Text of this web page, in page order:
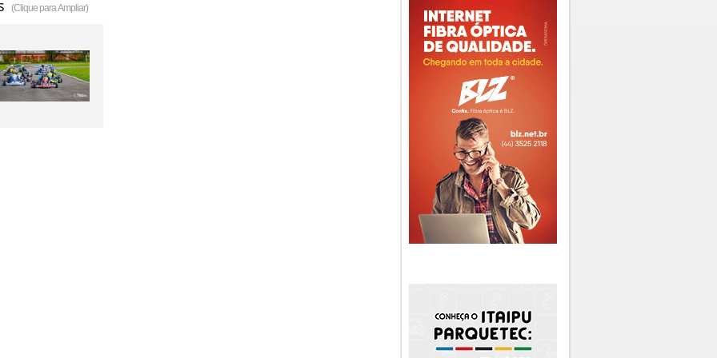
(Clique para Ampliar)